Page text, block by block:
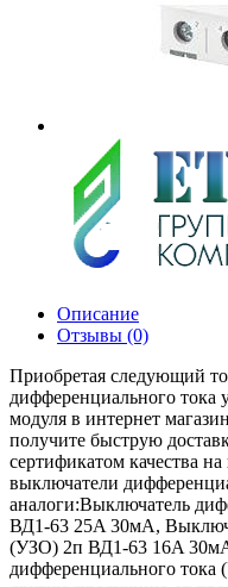
Описание
Отзывы (0)
Приобретая следующий
дифференциального тока
модуля в интернет
получите быструю
сертификатом качества
выключатели
аналоги:Выключатель
ВД1-63 25A 30мA,
(УЗО) 2п ВД1-63 16A
дифференциального